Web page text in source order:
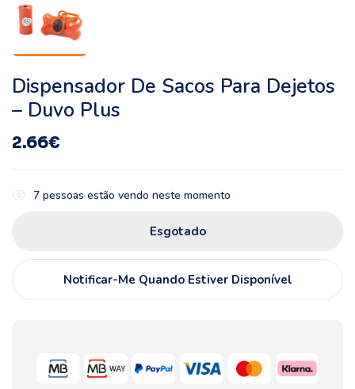
Dispensador De Sacos Para Dejetos
– Duvo Plus
2.66€
7 pessoas estão vendo neste momento
Esgotado
Notificar-Me Quando Estiver Disponível